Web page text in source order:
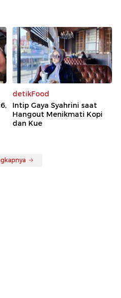
detikFood
Intip Gaya Syahrini saat
Hangout Menikmati Kopi
dan Kue